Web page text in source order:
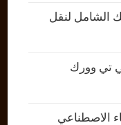
الشامل لنقل
تي وورك
الاصطناعي